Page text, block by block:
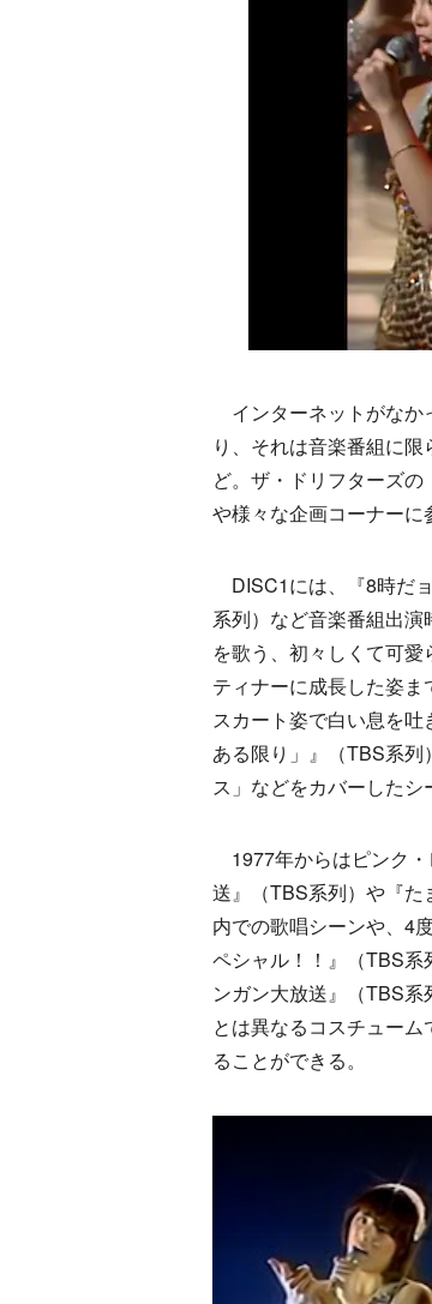
インターネットがなか
り、それは音楽番組に
ど。ザ・ドリフターズ
や様々な企画コーナーに
DISC1には、『8時だ
系列）など音楽番組出演
を歌う、初々しくて可
ティナーに成長した姿
スカート姿で白い息を
ある限り」』（TBS系
ス」などをカバーしたシ
1977年からはピンク
送』（TBS系列）や『
内での歌唱シーンや、4
ペシャル！！』（TBS
ンガン大放送』（TBS
とは異なるコスチュー
ることができる。